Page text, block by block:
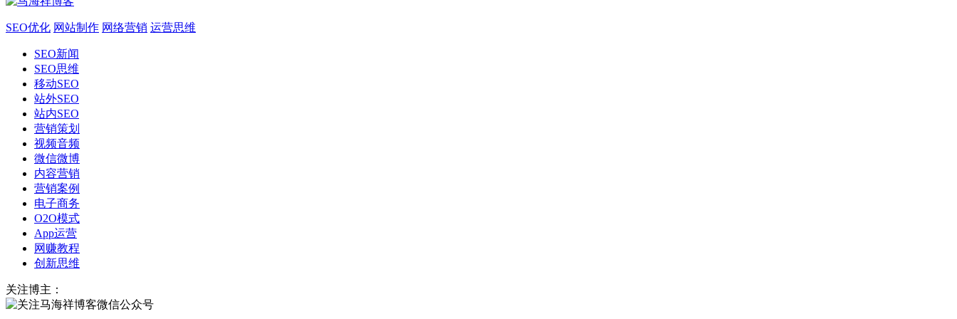
SEO优化 网站制作 网络营销 运营思维
SEO新闻
SEO思维
移动SEO
站外SEO
站内SEO
营销策划
视频音频
微信微博
内容营销
营销案例
电子商务
O2O模式
App运营
网赚教程
创新思维
关注博主：